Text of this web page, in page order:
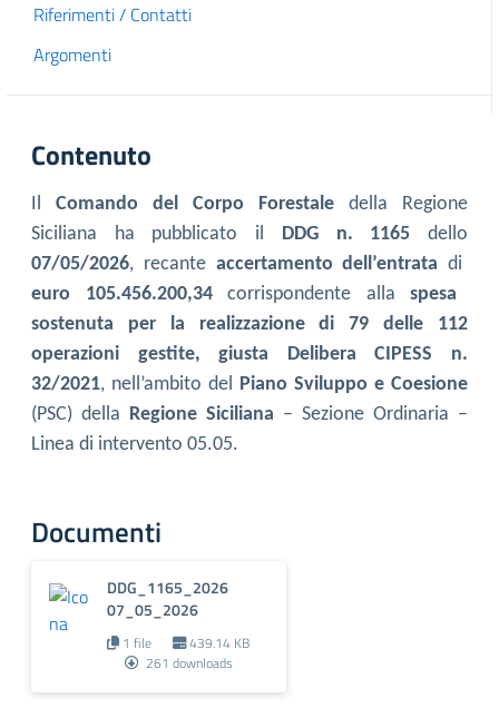
Riferimenti / Contatti
Argomenti
Contenuto
Il Comando del Corpo Forestale della Regione
Siciliana ha pubblicato il DDG n. 1165dello
07/05/2026, recante accertamento dell’entratadi
euro 105.456.200,34corrispondente allaspesa
sostenuta per la realizzazione di 79 delle 112
operazioni gestite, giusta Delibera CIPESS n.
32/2021, nell’ambito del Piano Sviluppo e Coesione
(PSC) della Regione Siciliana – Sezione Ordinaria –
Linea di intervento 05.05.
Documenti
DDG_1165_2026
07_05_2026
1 file
439.14 KB
261 downloads